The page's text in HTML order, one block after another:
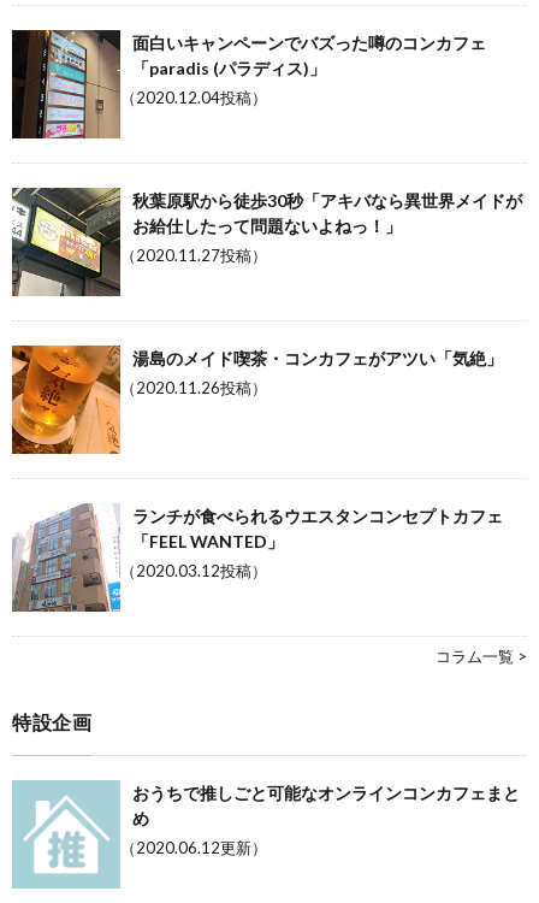
面白いキャンペーンでバズった噂のコンカフェ
「paradis (パラディス)」
（2020.12.04投稿）
秋葉原駅から徒歩30秒「アキバなら異世界メイドが
お給仕したって問題ないよねっ！」
（2020.11.27投稿）
湯島のメイド喫茶・コンカフェがアツい「気絶」
（2020.11.26投稿）
ランチが食べられるウエスタンコンセプトカフェ
「FEEL WANTED」
（2020.03.12投稿）
コラム一覧 >
特設企画
おうちで推しごと可能なオンラインコンカフェまと
め
（2020.06.12更新）